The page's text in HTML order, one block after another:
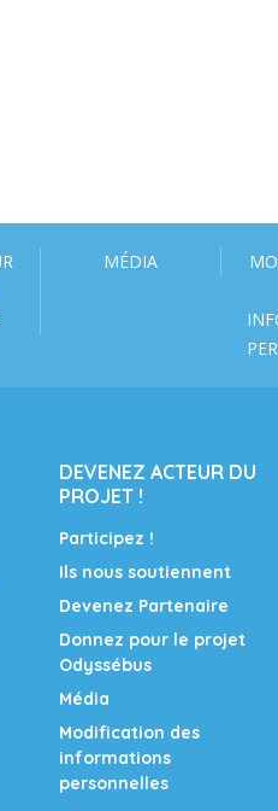
MÉDIA
DEVENEZ ACTEUR DU
PROJET !
Participez !
Ils nous soutiennent
Devenez Partenaire
Donnez pour le projet
Odyssébus
Média
Modification des
informations
personnelles